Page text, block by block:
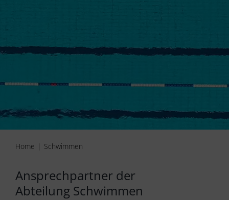
Home Schwimmen
Ansprechpartner der
Abteilung Schwimmen